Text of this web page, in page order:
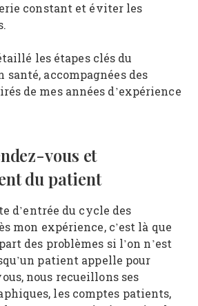
constant et éviter les
les étapes clés du
santé, accompagnées des
de mes années d’expérience
vous et
du patient
d’entrée du cycle des
mon expérience, c’est là que
des problèmes si l’on n’est
patient appelle pour
nous recueillons ses
les comptes patients,